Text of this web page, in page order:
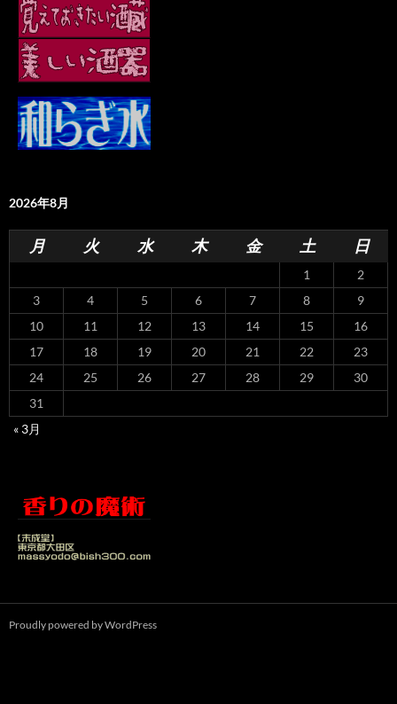
2026年8月
月 火 水 木 金 土 日
1
2
3
4 5 6 7 8
9
10
11 12 13 14 15
16
17
18 19 20 21 22
23
24
25 26 27 28 29
30
31
« 3月
Proudly powered by WordPress